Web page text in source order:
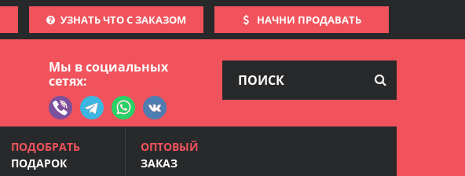
УЗНАТЬ ЧТО С ЗАКАЗОМ НАЧНИ ПРОДАВАТЬ
Мы в социальных
сетях:
ПОДОБРАТЬ
ПОДАРОК
ОПТОВЫЙ
ЗАКАЗ